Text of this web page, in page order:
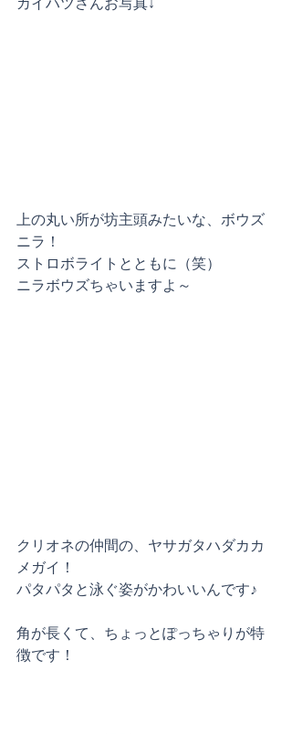
カイハツさんお写真↓
上の丸い所が坊主頭みたいな、ボウズ
ニラ！
ストロボライトとともに（笑）
ニラボウズちゃいますよ～
クリオネの仲間の、ヤサガタハダカカ
メガイ！
パタパタと泳ぐ姿がかわいいんです♪
角が長くて、ちょっとぽっちゃりが特
徴です！